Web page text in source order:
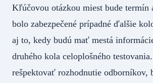
Kľúčovou otázkou miest bude termín
bolo zabezpečené prípadné ďalšie
aj to, kedy budú mať mestá
druhého kola celoplošného
rešpektovať rozhodnutie odborníkov,